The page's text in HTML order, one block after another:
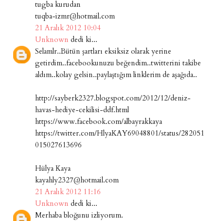
tugba kurudan
tuqba-izmr@hotmail.com
21 Aralık 2012 10:04
Unknown dedi ki...
Selamlr..Bütün şartları eksiksiz olarak yerine
getirdim..facebookunuzu beğendim..twitterini takibe
aldım..kolay gelsin..paylaştığım linklerim de aşağıda..
http://sayberk2327.blogspot.com/2012/12/deniz-
havas-hediye-cekilisi-ddf.html
https://www.facebook.com/albayrakkaya
https://twitter.com/HlyaKAY69048801/status/282051
015027613696
Hülya Kaya
kayahly2327@hotmail.com
21 Aralık 2012 11:16
Unknown dedi ki...
Merhaba bloğunu izliyorum.